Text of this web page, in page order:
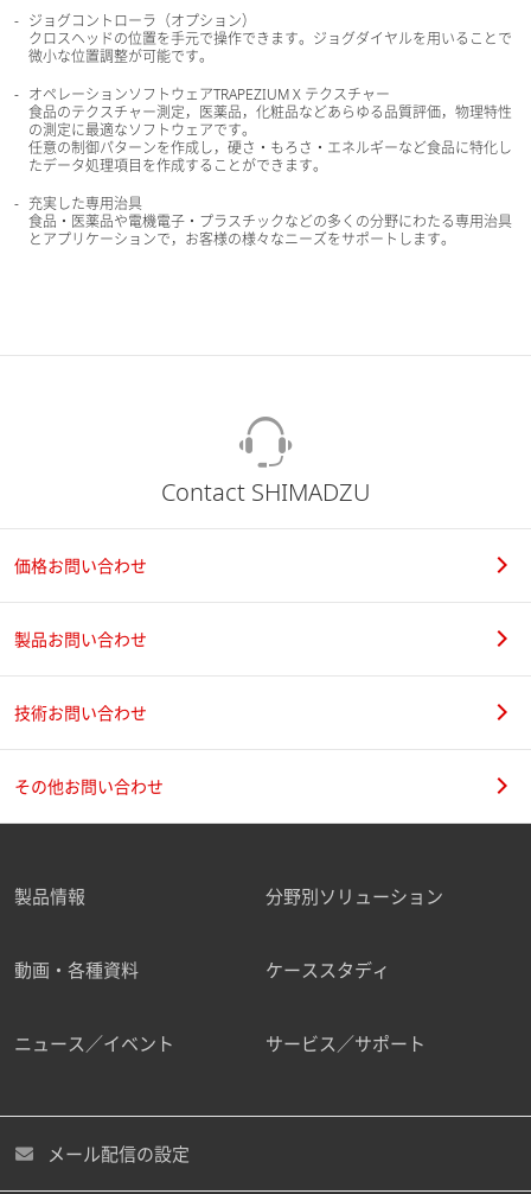
ジョグコントローラ（オプション）
クロスヘッドの位置を手元で操作できます。ジョグダイヤルを用いることで
微小な位置調整が可能です。
オペレーションソフトウェアTRAPEZIUM X テクスチャー
食品のテクスチャー測定，医薬品，化粧品などあらゆる品質評価，物理特性
の測定に最適なソフトウェアです。
任意の制御パターンを作成し，硬さ・もろさ・エネルギーなど食品に特化し
たデータ処理項目を作成することができます。
充実した専用治具
食品・医薬品や電機電子・プラスチックなどの多くの分野にわたる専用治具
とアプリケーションで，お客様の様々なニーズをサポートします。
Contact SHIMADZU
価格お問い合わせ
製品お問い合わせ
技術お問い合わせ
その他お問い合わせ
製品情報 分野別ソリューション
動画・各種資料 ケーススタディ
ニュース／イベント サービス／サポート
メール配信の設定